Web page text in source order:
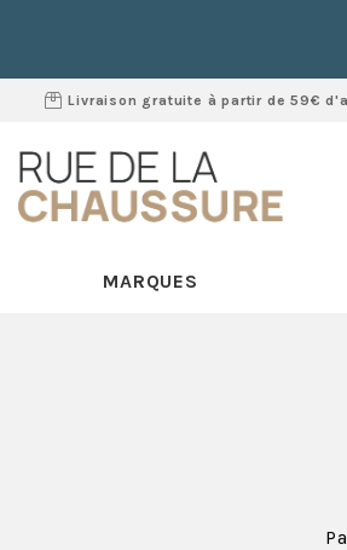
Livraison gratuite à partir de 59€
MARQUES